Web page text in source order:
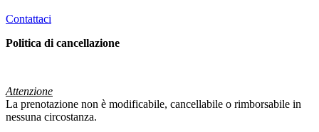
Contattaci
Politica di cancellazione
Attenzione
La prenotazione non è modificabile, cancellabile o rimborsabile in
nessuna circostanza.